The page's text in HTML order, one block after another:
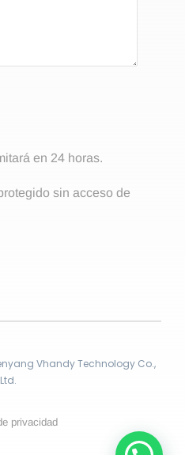
en 24 horas.
sin acceso de
Vhandy Technology Co.,
Ltd.
privacidad